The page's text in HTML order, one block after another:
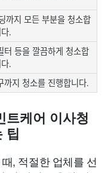
까지 모든 부분을 청소합
.
터 등을 깔끔하게 청소합
.
까지 청소를 진행합니다.
트케어 이사청
팁
, 적절한 업체를 선